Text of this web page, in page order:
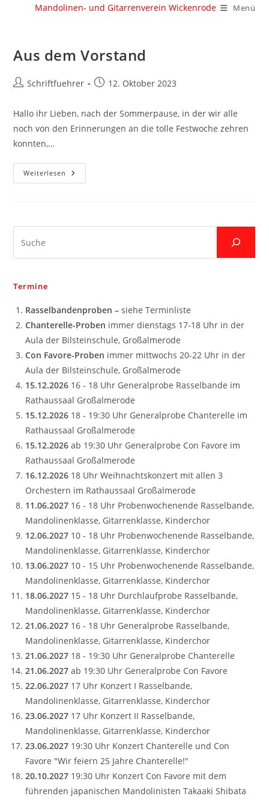
Mandolinen- und Gitarrenverein Wickenrode Menü
Aus dem Vorstand
Beitrags-
Schriftfuehrer
Beitrag12. Oktober 2023
Hallo ihr Lieben, nach der Sommerpause, in der wir alle
noch von den Erinnerungen an die tolle Festwoche zehren
konnten,…
Weiterlesen Aus
Dem
Termine
Rasselbandenproben –siehe Terminliste
Chanterelle-Proben immer dienstags 17-18 Uhr in der
Aula der Bilsteinschule, Großalmerode
Con Favore-Proben immer mittwochs 20-22 Uhr in der
Aula der Bilsteinschule, Großalmerode
15.12.2026 16 - 18 Uhr Generalprobe Rasselbande im
Rathaussaal Großalmerode
15.12.2026 18 - 19:30 Uhr Generalprobe Chanterelle im
Rathaussaal Großalmerode
15.12.2026ab 19:30 Uhr Generalprobe Con Favore im
Rathaussaal Großalmerode
16.12.2026 18 Uhr Weihnachtskonzert mit allen 3
Orchestern im Rathaussaal Großalmerode
11.06.2027 16 - 18 Uhr Probenwochenende Rasselbande,
Mandolinenklasse, Gitarrenklasse, Kinderchor
12.06.2027 10 - 18 Uhr Probenwochenende Rasselbande,
Mandolinenklasse, Gitarrenklasse, Kinderchor
13.06.2027 10 - 15 Uhr Probenwochenende Rasselbande,
Mandolinenklasse, Gitarrenklasse, Kinderchor
18.06.2027 15 - 18 Uhr Durchlaufprobe Rasselbande,
Mandolinenklasse, Gitarrenklasse, Kinderchor
21.06.2027 16 - 18 Uhr Generalprobe Rasselbande,
Mandolinenklasse, Gitarrenklasse, Kinderchor
21.06.2027 18 - 19:30 Uhr Generalprobe Chanterelle
21.06.2027 ab 19:30 Uhr Generalprobe Con Favore
22.06.2027 17 Uhr Konzert I Rasselbande,
Mandolinenklasse, Gitarrenklasse, Kinderchor
23.06.2027 17 Uhr Konzert II Rasselbande,
Mandolinenklasse, Gitarrenklasse, Kinderchor
23.06.2027 19:30 Uhr Konzert Chanterelle und Con
Favore "Wir feiern 25 Jahre Chanterelle!"
20.10.2027 19:30 Uhr Konzert Con Favore mit dem
führenden japanischen Mandolinisten Takaaki Shibata